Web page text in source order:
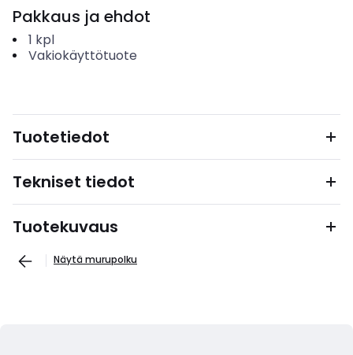
Pakkaus ja ehdot
1 kpl
Vakiokäyttötuote
Tuotetiedot
Tekniset tiedot
Tuotekuvaus
Näytä murupolku